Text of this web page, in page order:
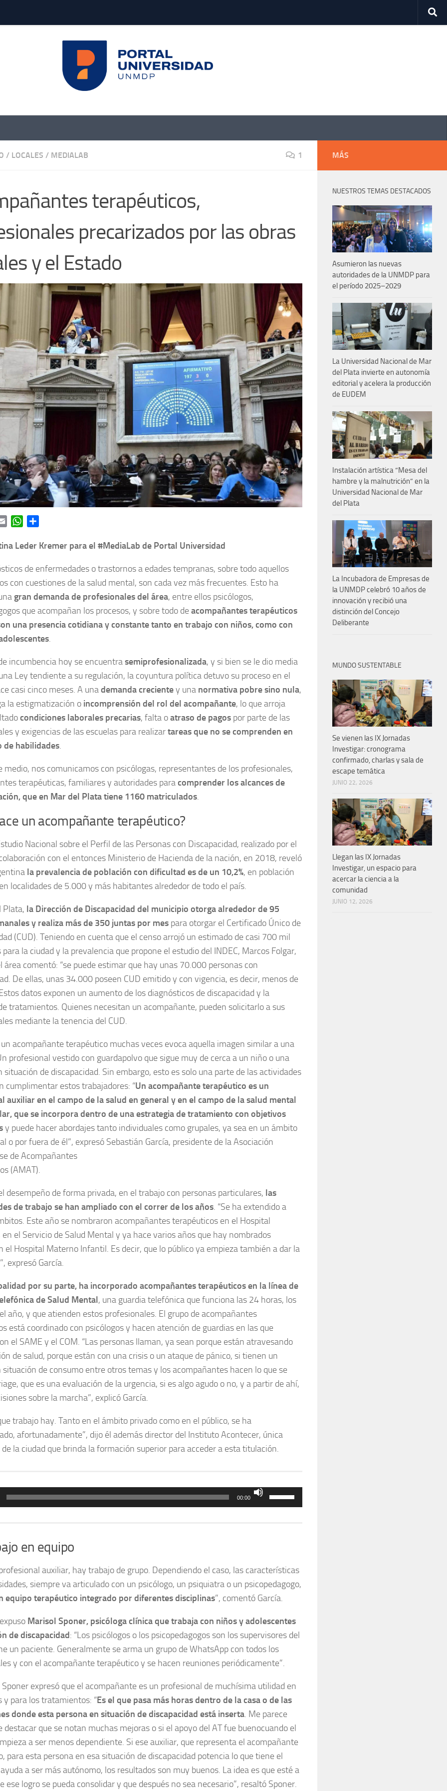
/ LOCALES / MEDIALAB 1
terapéuticos,
precarizados por las obras
y el Estado
Email WhatsApp
Leder Kremer para el #MediaLab de Portal Universidad
de enfermedades o trastornos a edades tempranas, sobre todo aquellos
con cuestiones de la salud mental, son cada vez más frecuentes. Esto ha
gran demanda de profesionales del área, entre ellos psicólogos,
que acompañan los procesos, y sobre todo deacompañantes terapéuticos
una presencia cotidiana y constante tanto en trabajo con niños, como con
.
incumbencia hoy se encuentrasemiprofesionalizada, y si bien se le dio media
Ley tendiente a su regulación, la coyuntura política detuvo su proceso en el
casi cinco meses. A unademanda crecientey una normativa pobre sino nula,
la estigmatización o incomprensión del rol del acompañante, lo que arroja
condiciones laborales precarias, falta oatraso de pagos por parte de las
y exigencias de las escuelas para realizartareas que no se comprenden en
de habilidades.
medio, nos comunicamos con psicólogas, representantes de los profesionales,
terapéuticas, familiares y autoridades paracomprender los alcances de
que en Mar del Plata tiene 1160 matriculados.
un acompañante terapéutico?
Nacional sobre el Perfil de las Personas con Discapacidad, realizado por el
con el entonces Ministerio de Hacienda de la nación, en 2018, reveló
la prevalencia de población con dificultad es de un 10,2%, en población
localidades de 5.000 y más habitantes alrededor de todo el país.
Plata, la Dirección de Discapacidad del municipio otorga alrededor de 95
y realiza más de 350 juntas por mes para otorgar el Certificado Único de
(CUD). Teniendo en cuenta que el censo arrojó un estimado de casi 700 mil
la ciudad y la prevalencia que propone el estudio del INDEC, Marcos Folgar,
área comentó: “se puede estimar que hay unas 70.000 personas con
De ellas, unas 34.000 poseen CUD emitido y con vigencia, es decir, menos de
datos exponen un aumento de los diagnósticos de discapacidad y la
tratamientos. Quienes necesitan un acompañante, pueden solicitarlo a sus
mediante la tenencia del CUD.
acompañante terapéutico muchas veces evoca aquella imagen similar a una
profesional vestido con guardapolvo que sigue muy de cerca a un niño o una
situación de discapacidad. Sin embargo, esto es solo una parte de las actividades
cumplimentar estos trabajadores: “Un acompañante terapéutico es un
auxiliar en el campo de la salud en general y en el campo de la salud mental
que se incorpora dentro de una estrategia de tratamiento con objetivos
y puede hacer abordajes tanto individuales como grupales, ya sea en un ámbito
o por fuera de él”, expresó Sebastián García, presidente de la Asociación
de Acompañantes
(AMAT).
desempeño de forma privada, en el trabajo con personas particulares, las
de trabajo se han ampliado con el correr de los años. “Se ha extendido a
Este año se nombraron acompañantes terapéuticos en el Hospital
el Servicio de Salud Mental y ya hace varios años que hay nombrados
el Hospital Materno Infantil. Es decir, que lo público ya empieza también a dar la
expresó García.
por su parte, ha incorporado acompañantes terapéuticos en la línea de
de Salud Mental, una guardia telefónica que funciona las 24 horas, los
año, y que atienden estos profesionales. El grupo de acompañantes
está coordinado con psicólogos y hacen atención de guardias en las que
el SAME y el COM. “Las personas llaman, ya sean porque están atravesando
de salud, porque están con una crisis o un ataque de pánico, si tienen un
de consumo entre otros temas y los acompañantes hacen lo que se
que es una evaluación de la urgencia, si es algo agudo o no, y a partir de ahí,
sobre la marcha”, explicó García.
trabajo hay. Tanto en el ámbito privado como en el público, se ha
afortunadamente”, dijo él además director del Instituto Acontecer, única
la ciudad que brinda la formación superior para acceder a esta titulación.
00:00
Utiliza
las
aumentar
disminuir
el
volumen.
en equipo
auxiliar, hay trabajo de grupo. Dependiendo el caso, las características
siempre va articulado con un psicólogo, un psiquiatra o un psicopedagogo,
equipo terapéutico integrado por diferentes disciplinas”, comentó García.
Marisol Sponer, psicóloga clínica que trabaja con niños y adolescentes
de discapacidad: “Los psicólogos o los psicopedagogos son los supervisores del
un paciente. Generalmente se arma un grupo de WhatsApp con todos los
y con el acompañante terapéutico y se hacen reuniones periódicamente”.
expresó que el acompañante es un profesional de muchísima utilidad en
y para los tratamientos: “Es el que pasa más horas dentro de la casa o de las
donde esta persona en situación de discapacidad está inserta. Me parece
destacar que se notan muchas mejoras o si el apoyo del AT fue buenocuando el
a ser menos dependiente. Si ese auxiliar, que representa el acompañante
para esta persona en esa situación de discapacidad potencia lo que tiene el
a ser más autónomo, los resultados son muy buenos. La idea es que esté a
ese logro se pueda consolidar y que después no sea necesario”, resaltó Sponer.
MÁS
NUESTROS TEMAS DESTACADOS
Asumieron las nuevas
autoridades de la UNMDP para
el período 2025–2029
La Universidad Nacional de Mar
del Plata invierte en autonomía
editorial y acelera la producción
de EUDEM
Instalación artística “Mesa del
hambre y la malnutrición” en la
Universidad Nacional de Mar
del Plata
La Incubadora de Empresas de
la UNMDP celebró 10 años de
innovación y recibió una
distinción del Concejo
Deliberante
MUNDO SUSTENTABLE
Se vienen las IX Jornadas
Investigar: cronograma
confirmado, charlas y sala de
escape temática
JUNIO 22, 2026
Llegan las IX Jornadas
Investigar, un espacio para
acercar la ciencia a la
comunidad
JUNIO 12, 2026